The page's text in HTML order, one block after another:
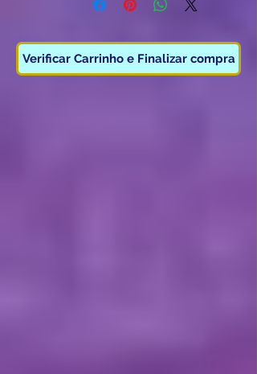
Verificar Carrinho e Finalizar compra